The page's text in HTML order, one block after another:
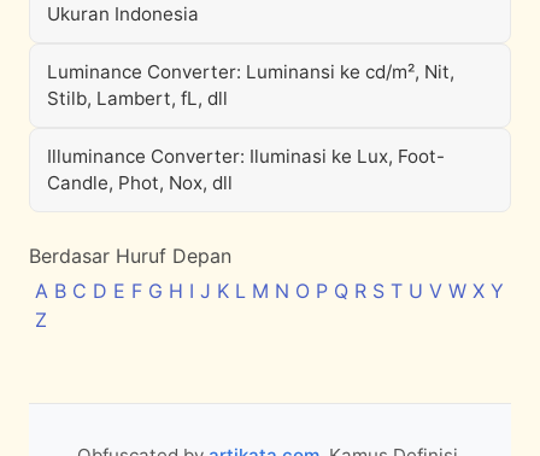
Ukuran Indonesia
Luminance Converter: Luminansi ke cd/m², Nit,
Stilb, Lambert, fL, dll
Illuminance Converter: Iluminasi ke Lux, Foot-
Candle, Phot, Nox, dll
Berdasar Huruf Depan
A B C D E F G H I J K L M N O P Q R S T U V W X Y
Z